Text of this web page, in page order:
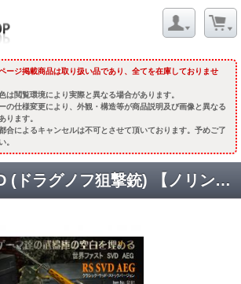
ージ掲載商品は取り扱い品であり、全てを在庫しておりませ
は閲覧環境により実際と異なる場合があります。
の仕様変更により、外観・構造等が商品説明及び画像と異なる
ります。
合によるキャンセルは不可とさせて頂いております。予めご了
。
電動ガン : SVD (ドラグノフ狙撃銃) 【ノリンコ製スコープ付モデル】 [品切中.再生産待ち]